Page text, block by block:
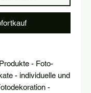
- Foto-
- individuelle und
-